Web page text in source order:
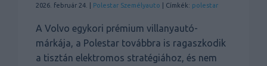
2026. február 24. | Polestar Személyauto | Címkék: polestar
A Volvo egykori prémium villanyautó-
márkája, a Polestar továbbra is ragaszkodik
a tisztán elektromos stratégiához, és nem